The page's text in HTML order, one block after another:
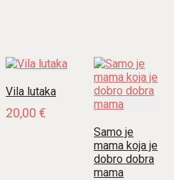
Vila lutaka
20,00 €
Samo je
mama koja je
dobro dobra
mama